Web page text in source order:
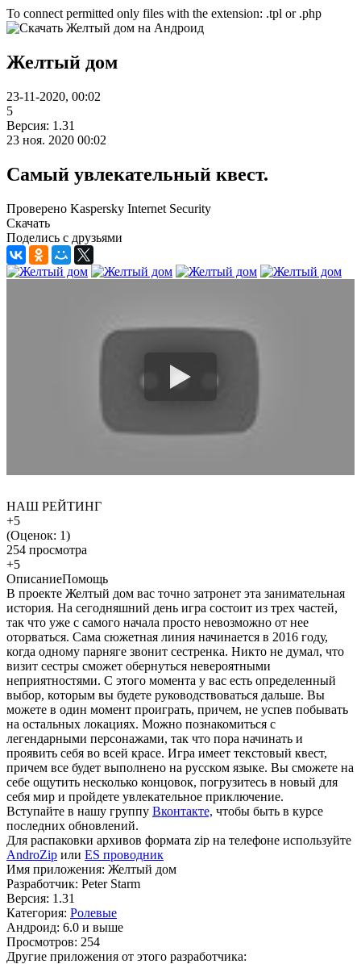
To connect permitted only files with the extension: .tpl or .php
Желтый дом
23-11-2020, 00:02
5
Версия: 1.31
23 ноя. 2020 00:02
Самый увлекательный квест.
Проверено Kaspersky Internet Security
Скачать
Поделись с друзьями
НАШ РЕЙТИНГ
+5
(Оценок: 1)
254 просмотра
+5
ОписаниеПомощь
В проекте Желтый дом вас точно затронет эта занимательная
история. На сегодняшний день игра состоит из трех частей,
так что уже с самого начала просто невозможно от нее
оторваться. Сама сюжетная линия начинается в 2016 году,
когда одному парняге звонит сестренка. Никто не думал, что
визит сестры сможет обернуться невероятными
неприятностями. С этого момента у вас есть определенный
выбор, которым вы будете руководствоваться дальше. Вы
можете в один момент проиграть, причем, не успев побывать
на остальных локациях. Можно познакомиться с
легендарными персонажами, так что пора начинать и
проявить себя во всей красе. Игра имеет текстовый квест,
причем все будет выполнено на русском языке. Вы сможете на
себе ощутить несколько концовок, погрузитесь в новый для
себя мир и пройдете увлекательное приключение.
Вступайте в нашу группу Вконтакте, чтобы быть в курсе
последних обновлений.
Для распаковки архивов формата zip на телефоне используйте
AndroZip или ES проводник
Имя приложения: Желтый дом
Разработчик: Peter Starm
Версия: 1.31
Категория: Ролевые
Андроид: 6.0 и выше
Просмотров: 254
Другие приложения от этого разработчика: